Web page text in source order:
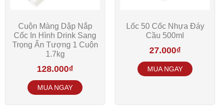
Cuộn Màng Dập Nắp
Cốc In Hình Drink Sang
Trọng Ấn Tượng 1 Cuộn
1.7kg
128.000₫
Lốc 50 Cốc Nhựa Đáy
Cầu 500ml
27.000₫